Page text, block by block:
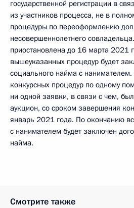
государственной регистрации в
из участников процесса, не в
процедуры по переоформлению
несовершеннолетнего
приостановлена до 16 марта 2021
вышеуказанных процедур будет
социального найма с
конкурсных процедур по одному
ни одной заявки, в связи с чем,
аукцион, со сроком завершения
январь 2021 года. По окончанию
с нанимателем будет заключен
найма.
Смотрите также